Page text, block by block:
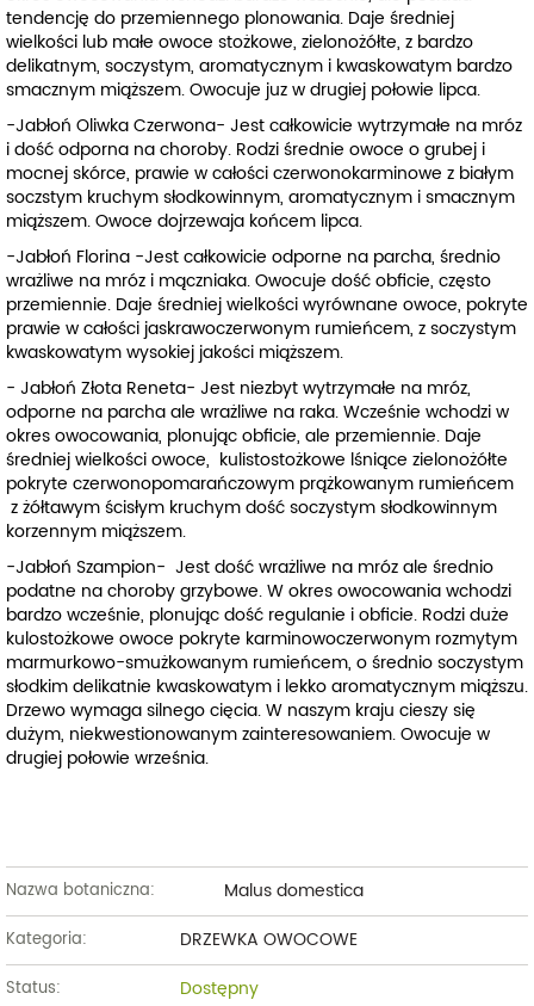
tendencję do przemiennego plonowania. Daje średniej
wielkości lub małe owoce stożkowe, zielonożółte, z bardzo
delikatnym, soczystym, aromatycznym i kwaskowatym bardzo
smacznym miąższem. Owocuje juz w drugiej połowie lipca.
-Jabłoń Oliwka Czerwona- Jest całkowicie wytrzymałe na mróz
i dość odporna na choroby. Rodzi średnie owoce o grubej i
mocnej skórce, prawie w całości czerwonokarminowe z białym
soczstym kruchym słodkowinnym, aromatycznym i smacznym
miąższem. Owoce dojrzewaja końcem lipca.
-Jabłoń Florina -Jest całkowicie odporne na parcha, średnio
wrażliwe na mróz i mączniaka. Owocuje dość obficie, często
przemiennie. Daje średniej wielkości wyrównane owoce, pokryte
prawie w całości jaskrawoczerwonym rumieńcem, z soczystym
kwaskowatym wysokiej jakości miąższem.
- Jabłoń Złota Reneta- Jest niezbyt wytrzymałe na mróz,
odporne na parcha ale wrażliwe na raka. Wcześnie wchodzi w
okres owocowania, plonując obficie, ale przemiennie. Daje
średniej wielkości owoce, kulistostożkowe lśniące zielonożółte
pokryte czerwonopomarańczowym prążkowanym rumieńcem
z żółtawym ścisłym kruchym dość soczystym słodkowinnym
korzennym miąższem.
-Jabłoń Szampion- Jest dość wrażliwe na mróz ale średnio
podatne na choroby grzybowe. W okres owocowania wchodzi
bardzo wcześnie, plonując dość regulanie i obficie. Rodzi duże
kulostożkowe owoce pokryte karminowoczerwonym rozmytym
marmurkowo-smużkowanym rumieńcem, o średnio soczystym
słodkim delikatnie kwaskowatym i lekko aromatycznym miąższu.
Drzewo wymaga silnego cięcia. W naszym kraju cieszy się
dużym, niekwestionowanym zainteresowaniem. Owocuje w
drugiej połowie września.
Nazwa botaniczna: Malus domestica
Kategoria: DRZEWKA OWOCOWE
Status: Dostępny